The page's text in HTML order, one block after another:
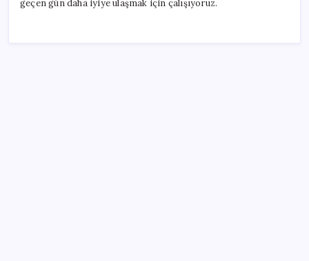
geçen gün daha iyiye ulaşmak için çalışıyoruz.